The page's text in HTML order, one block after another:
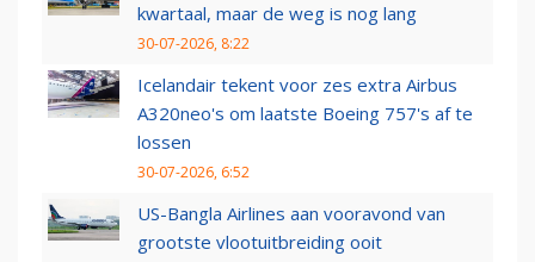
kwartaal, maar de weg is nog lang
30-07-2026, 8:22
Icelandair tekent voor zes extra Airbus
A320neo's om laatste Boeing 757's af te
lossen
30-07-2026, 6:52
US-Bangla Airlines aan vooravond van
grootste vlootuitbreiding ooit